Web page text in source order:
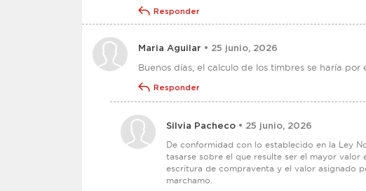
Responder
Maria Aguilar • 25 junio, 2026
Buenos días, el calculo de los timbres se haría
Responder
Silvia Pacheco • 25 junio, 2026
De conformidad con lo establecido en la Ley
tasarse sobre el que resulte ser el mayor valor
escritura de compraventa y el valor asignado
marchamo.